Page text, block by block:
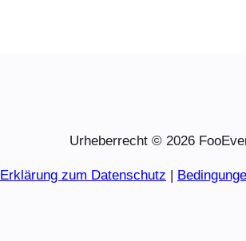
Urheberrecht © 2026
Erklärung zum Datenschutz |